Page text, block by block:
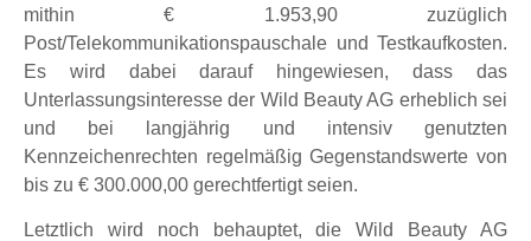
mithin € 1.953,90 zuzüglich
Post/Telekommunikationspauschale und Testkaufkosten.
Es wird dabei darauf hingewiesen, dass das
Unterlassungsinteresse der Wild Beauty AG erheblich sei
und bei langjährig und intensiv genutzten
Kennzeichenrechten regelmäßig Gegenstandswerte von
bis zu € 300.000,00 gerechtfertigt seien.
Letztlich wird noch behauptet, die Wild Beauty AG